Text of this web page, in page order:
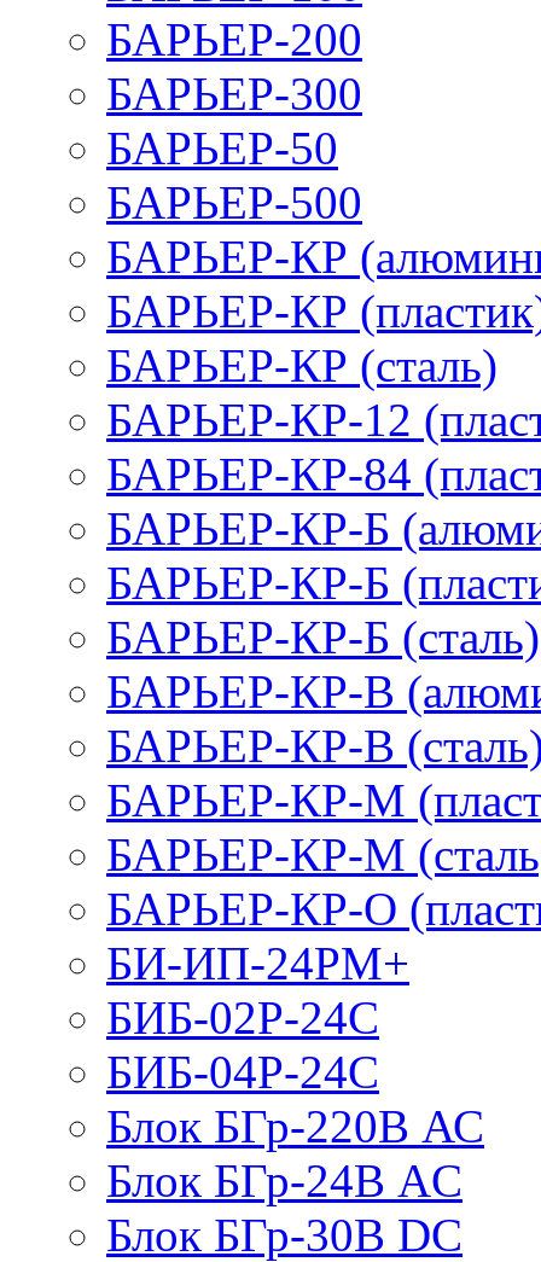
БАРЬЕР-200
БАРЬЕР-300
БАРЬЕР-50
БАРЬЕР-500
БАРЬЕР-КР
БАРЬЕР-КР
БАРЬЕР-КР (сталь)
БАРЬЕР-КР-12
БАРЬЕР-КР-84
БАРЬЕР-КР-Б
БАРЬЕР-КР-Б
БАРЬЕР-КР-Б (сталь)
БАРЬЕР-КР-В
БАРЬЕР-КР-В
БАРЬЕР-КР-М
БАРЬЕР-КР-М
БАРЬЕР-КР-О
БИ-ИП-24РМ+
БИБ-02Р-24С
БИБ-04Р-24С
Блок БГр-220В АС
Блок БГр-24В AC
Блок БГр-30В DC